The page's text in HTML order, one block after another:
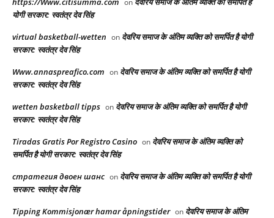
on
योगी सरकार: स्वतंत्र देव सिंह
virtual basketball-wetten on देवरिय समाज के अंतिम व्यक्ति को समर्पित है योगी
सरकार: स्वतंत्र देव सिंह
Www.annaspreafico.com on देवरिय समाज के अंतिम व्यक्ति को समर्पित है योगी
सरकार: स्वतंत्र देव सिंह
wetten basketball tipps on देवरिय समाज के अंतिम व्यक्ति को समर्पित है योगी
सरकार: स्वतंत्र देव सिंह
Tiradas Gratis Por Registro Casino on देवरिय समाज के अंतिम व्यक्ति को
समर्पित है योगी सरकार: स्वतंत्र देव सिंह
стратегия двоен шанс on देवरिय समाज के अंतिम व्यक्ति को समर्पित है योगी
सरकार: स्वतंत्र देव सिंह
Tipping Kommisjonær hamar åpningstider on देवरिय समाज के अंतिम